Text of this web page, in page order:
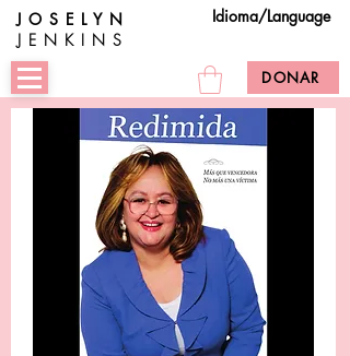
JOSELYN
JENKINS
Idioma/Language
DONAR